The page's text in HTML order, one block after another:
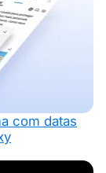
com datas